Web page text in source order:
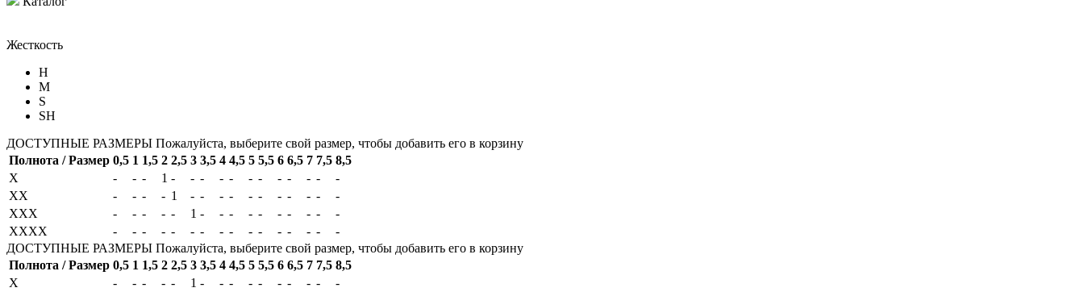
Жесткость
H
M
S
SH
ДОСТУПНЫЕ РАЗМЕРЫ Пожалуйста, выберите свой размер, чтобы добавить его в корзину
Полнота / Размер 0,5 1 1,5 2 2,5 3 3,5 4 4,5 5 5,5 6 6,5 7 7,5 8,5
X
- - - 1 - - - - - - - - - - -
-
XX
- - - - 1 - - - - - - - - - -
-
XXX
- - - - - 1 - - - - - - - - -
-
XXXX
- - - - - - - - - - - - - - -
-
ДОСТУПНЫЕ РАЗМЕРЫ Пожалуйста, выберите свой размер, чтобы добавить его в корзину
Полнота / Размер 0,5 1 1,5 2 2,5 3 3,5 4 4,5 5 5,5 6 6,5 7 7,5 8,5
X
- - - - - 1 - - - - - - - - -
-